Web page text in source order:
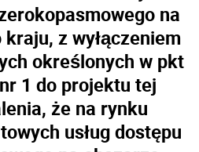
na
z wyłączeniem
określonych w pkt
1 do projektu tej
że na rynku
usług dostępu